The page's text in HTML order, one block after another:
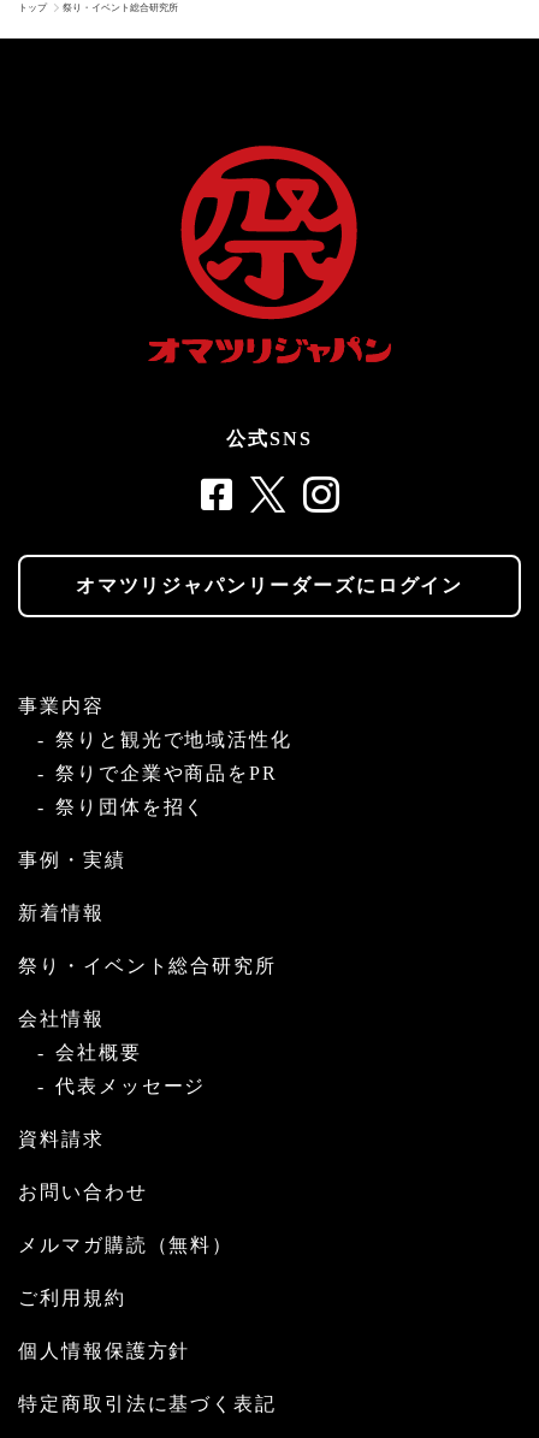
トップ 祭り・イベント総合研究所
公式SNS
オマツリジャパンリーダーズにログイン
事業内容
祭りと観光で地域活性化
祭りで企業や商品をPR
祭り団体を招く
事例・実績
新着情報
祭り・イベント総合研究所
会社情報
会社概要
代表メッセージ
資料請求
お問い合わせ
メルマガ購読（無料）
ご利用規約
個人情報保護方針
特定商取引法に基づく表記